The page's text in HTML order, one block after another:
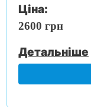
Ціна:
2600 грн
Детальніше